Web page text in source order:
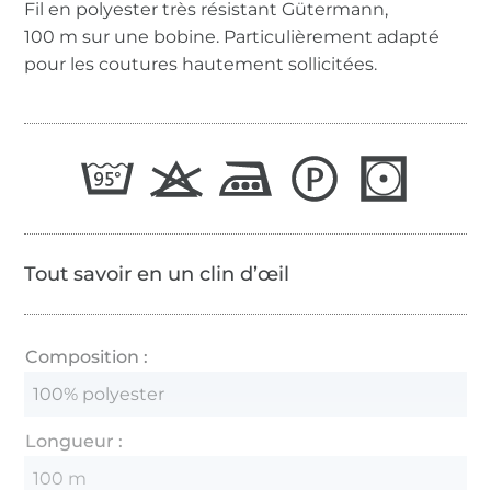
Fil en polyester très résistant Gütermann,
100 m sur une bobine. Particulièrement adapté
pour les coutures hautement sollicitées.
Tout savoir en un clin d’œil
Composition :
100% polyester
Longueur :
100 m